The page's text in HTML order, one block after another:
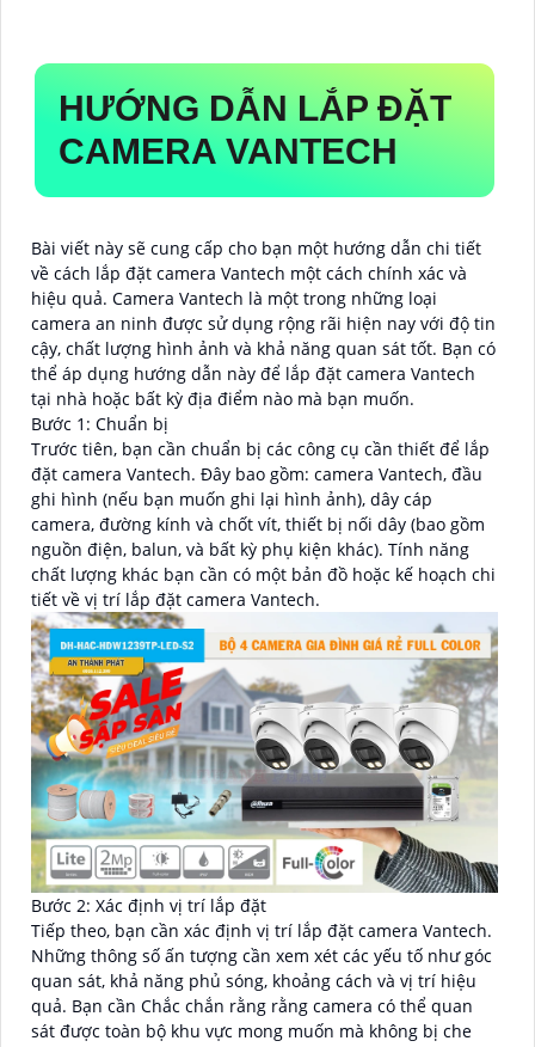
HƯỚNG DẪN LẮP ĐẶT
CAMERA VANTECH
Bài viết này sẽ cung cấp cho bạn một hướng dẫn chi tiết
về cách lắp đặt camera Vantech một cách chính xác và
hiệu quả. Camera Vantech là một trong những loại
camera an ninh được sử dụng rộng rãi hiện nay với độ tin
cậy, chất lượng hình ảnh và khả năng quan sát tốt. Bạn có
thể áp dụng hướng dẫn này để lắp đặt camera Vantech
tại nhà hoặc bất kỳ địa điểm nào mà bạn muốn.
Bước 1: Chuẩn bị
Trước tiên, bạn cần chuẩn bị các công cụ cần thiết để lắp
đặt camera Vantech. Đây bao gồm: camera Vantech, đầu
ghi hình (nếu bạn muốn ghi lại hình ảnh), dây cáp
camera, đường kính và chốt vít, thiết bị nối dây (bao gồm
nguồn điện, balun, và bất kỳ phụ kiện khác). Tính năng
chất lượng khác bạn cần có một bản đồ hoặc kế hoạch chi
tiết về vị trí lắp đặt camera Vantech.
Bước 2: Xác định vị trí lắp đặt
Tiếp theo, bạn cần xác định vị trí lắp đặt camera Vantech.
Những thông số ấn tượng cần xem xét các yếu tố như góc
quan sát, khả năng phủ sóng, khoảng cách và vị trí hiệu
quả. Bạn cần Chắc chắn rằng rằng camera có thể quan
sát được toàn bộ khu vực mong muốn mà không bị che